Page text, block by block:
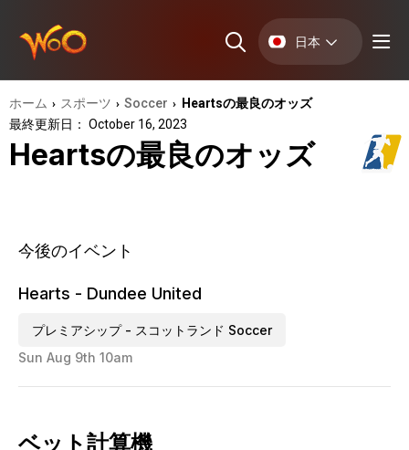
日本
ホーム › スポーツ › Soccer › Heartsの最良のオッズ
最終更新日： October 16, 2023
Heartsの最良のオッズ
今後のイベント
Hearts - Dundee United
プレミアシップ - スコットランド Soccer
Sun Aug 9th 10am
ベット計算機